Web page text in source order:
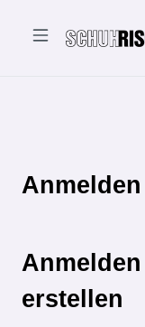
erstellen